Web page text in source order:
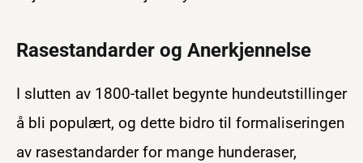
Rasestandarder og Anerkjennelse
I slutten av 1800-tallet begynte hundeutstillinger
å bli populært, og dette bidro til formaliseringen
av rasestandarder for mange hunderaser,